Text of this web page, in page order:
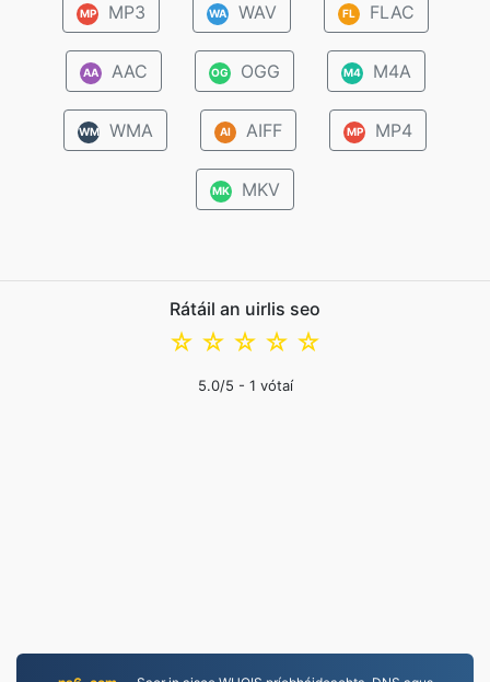
MP MP3 WA WAV FL FLAC
AA AAC OG OGG M4 M4A
WM WMA AI AIFF MP MP4
MK MKV
Rátáil an uirlis seo
☆
☆
☆
☆
☆
5.0/5 - 1 vótaí